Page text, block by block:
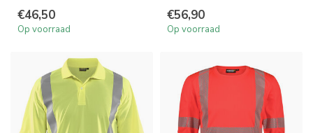
€46,50
Op voorraad
€56,90
Op voorraad